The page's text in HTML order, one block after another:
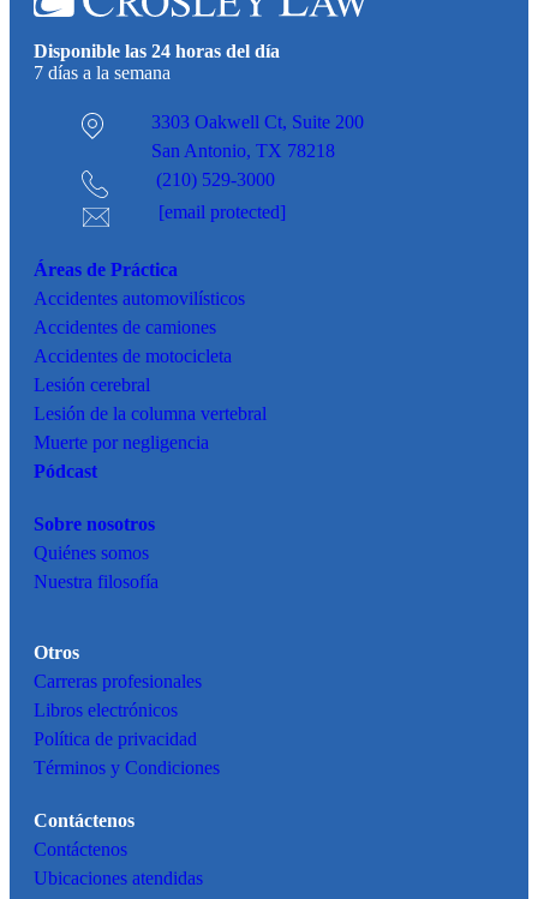
Disponible las 24 horas del día
7 días a la semana
3303 Oakwell Ct, Suite 200
San Antonio, TX 78218
(210) 529-3000
[email protected]
Áreas de Práctica
Accidentes automovilísticos
Accidentes de camiones
Accidentes de motocicleta
Lesión cerebral
Lesión de la columna vertebral
Muerte por negligencia
Pódcast
Sobre nosotros
Quiénes somos
Nuestra filosofía
Otros
Carreras profesionales
Libros electrónicos
Política de privacidad
Términos y Condiciones
Contáctenos
Contáctenos
Ubicaciones atendidas